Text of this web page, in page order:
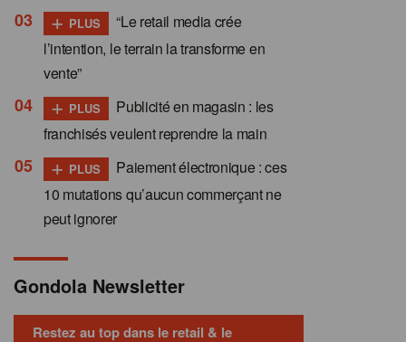
+ PLUS
“Le retail media crée
l’intention, le terrain la transforme en
vente”
+ PLUS
Publicité en magasin : les
franchisés veulent reprendre la main
+ PLUS
Paiement électronique : ces
10 mutations qu’aucun commerçant ne
peut ignorer
Gondola Newsletter
Restez au top dans le retail & le